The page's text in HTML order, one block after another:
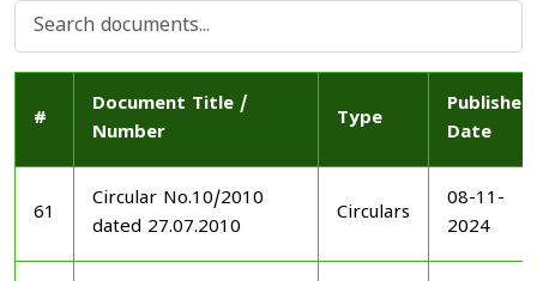
#
Document Title /
Number
Type
Published
Date
61
Circular No.10/2010
dated 27.07.2010
Circulars
08-11-
2024